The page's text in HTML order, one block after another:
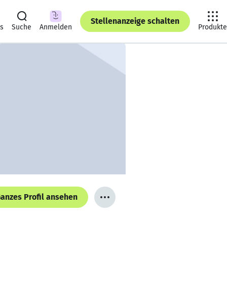
Suche Anmelden
Stellenanzeige schalten
Produkte
Profil ansehen